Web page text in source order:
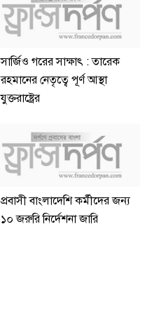
সার্জিও গরের সাক্ষাৎ : তারেক
রহমানের নেতৃত্বে পূর্ণ আস্থা
যুক্তরাষ্ট্রের
প্রবাসী বাংলাদেশি কর্মীদের জন্য
১০ জরুরি নির্দেশনা জারি